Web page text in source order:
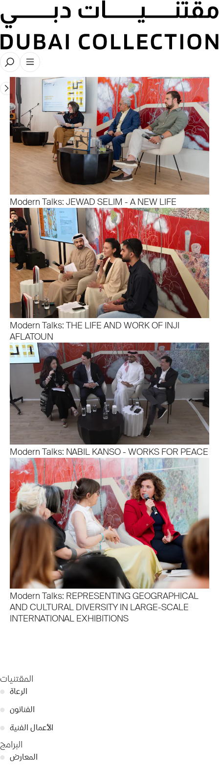
Art Dubai Modern Talks 2025
Modern Talks: JEWAD SELIM - A NEW LIFE
Modern Talks: THE LIFE AND WORK OF INJI
AFLATOUN
Modern Talks: NABIL KANSO - WORKS FOR PEACE
Modern Talks: REPRESENTING GEOGRAPHICAL
AND CULTURAL DIVERSITY IN LARGE-SCALE
INTERNATIONAL EXHIBITIONS
المقتنيات
● الرعاة
● الفنانون
● الأعمال الفنية
البرامج
● المعارض